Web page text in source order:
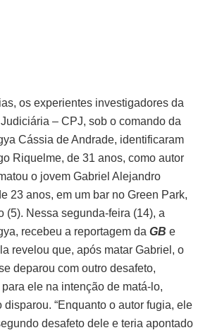
os experientes investigadores da
– CPJ, sob o comando da
Cássia de Andrade, identificaram
Riquelme, de 31 anos, como autor
o jovem Gabriel Alejandro
23 anos, em um bar no Green Park,
(5). Nessa segunda-feira (14), a
recebeu a reportagem da GB e
revelou que, após matar Gabriel, o
deparou com outro desafeto,
ele na intenção de matá-lo,
disparou. “Enquanto o autor fugia, ele
desafeto dele e teria apontado